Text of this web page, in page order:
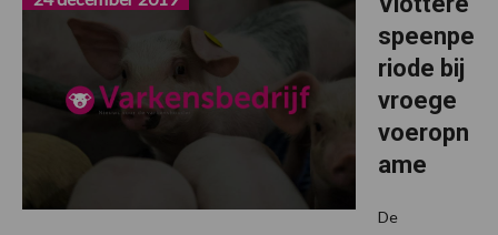
speenpe
riode bij
vroege
voeropn
ame
De